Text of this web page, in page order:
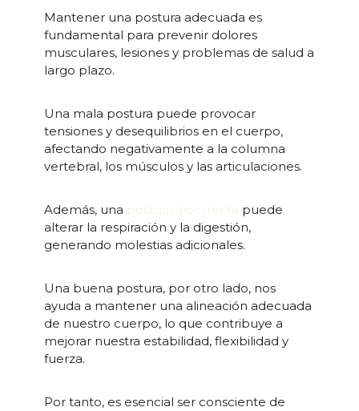
Mantener una postura adecuada es
fundamental para prevenir dolores
musculares, lesiones y problemas de salud a
largo plazo.
Una mala postura puede provocar
tensiones y desequilibrios en el cuerpo,
afectando negativamente a la columna
vertebral, los músculos y las articulaciones.
Además, una
puede
alterar la respiración y la digestión,
generando molestias adicionales.
Una buena postura, por otro lado, nos
ayuda a mantener una alineación adecuada
de nuestro cuerpo, lo que contribuye a
mejorar nuestra estabilidad, flexibilidad y
fuerza.
Por tanto, es esencial ser consciente de